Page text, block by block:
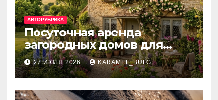
АВТОРУБРИКА
Посуточная аренда
загородных домов для
отдыха
27 ИЮЛЯ 2026 KARAMEL_BULG